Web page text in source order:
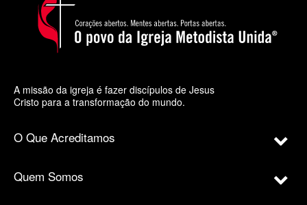
A missão da igreja é fazer discípulos de Jesus
Cristo para a transformação do mundo.
O Que Acreditamos
Quem Somos